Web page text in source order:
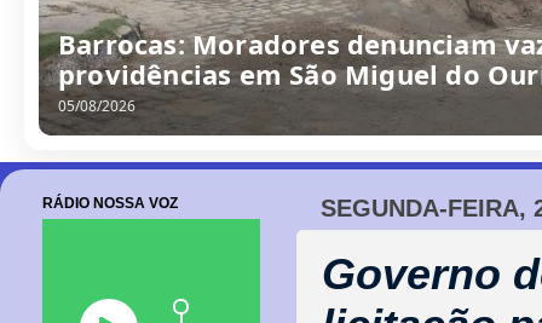
Barrocas: Moradores denunciam
providências em São Miguel do
05/08/2026
SEGUNDA-FEIRA,
Governo
RÁDIO NOSSA VOZ